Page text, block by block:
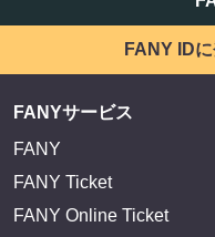
FANY ID
FANYサービス
FANY
FANY Ticket
FANY Online Ticket